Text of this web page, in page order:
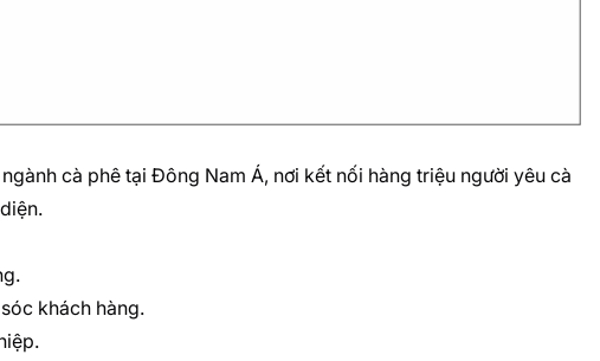
cà phê tại Đông Nam Á, nơi kết nối hàng triệu người yêu cà
khách hàng.